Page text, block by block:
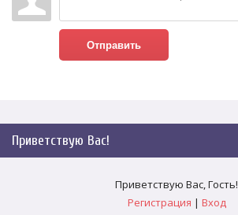
Отправить
Приветствую Вас!
Приветствую Вас,Гость!
Регистрация | Вход